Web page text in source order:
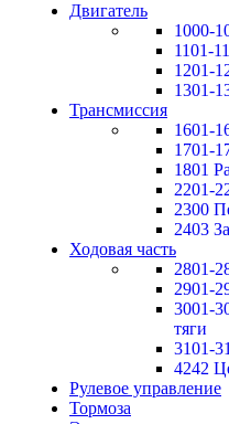
Двигатель
1000-
1101-
1201-
1301-
Трансмиссия
1601-
1701-
1801
2201-
2300
2403
Ходовая часть
2801-
2901-
3001-
тяги
3101-
4242
Рулевое управление
Тормоза